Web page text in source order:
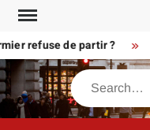
Skip
contentrefuse de partir ?
Search